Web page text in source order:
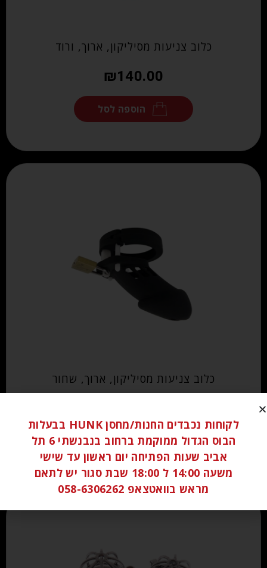
כלוב צניעות מסיליקון, ארוך, ורוד
₪140.00
הוספה לסל
כלוב צניעות מסיליקון, ארוך, שחור
הוספה לסל
לקוחות נכבדים החנות/מחסן HUNK בבעלות
הבוס הגדול ממוקמת ברחוב בנבנשתי 6 תל
אביב שעות הפתיחה יום ראשון עד שישי
משעה 14:00 ל 18:00 שבת סגור יש לתאם
מראש בוואטצאפ 058-6306262